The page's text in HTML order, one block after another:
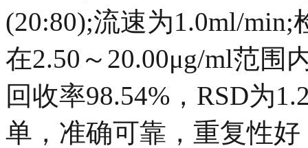
(20:80);流速为1.0ml/
在2.50～20.00μg/ml范围
回收率98.54%，RSD为
单，准确可靠，重复性